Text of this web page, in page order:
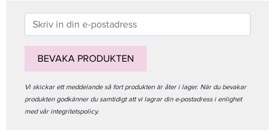
BEVAKA PRODUKTEN
Vi skickar ett meddelande så fort produkten är åter i lager. När du bevakar
produkten godkänner du samtidigt att vi lagrar din e-postadress i enlighet
med vår integritetspolicy.